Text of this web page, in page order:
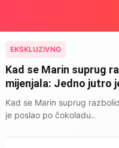
EKSKLUZIVNO
Kad se Marin suprug
mijenjala: Jedno jutro
Kad se Marin suprug
je poslao po čokoladu..